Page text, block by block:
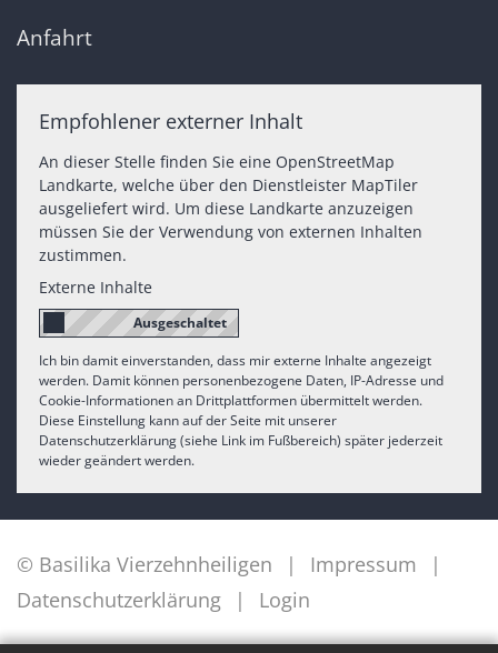
Anfahrt
Empfohlener externer Inhalt
An dieser Stelle finden Sie eine OpenStreetMap
Landkarte, welche über den Dienstleister MapTiler
ausgeliefert wird. Um diese Landkarte anzuzeigen
müssen Sie der Verwendung von externen Inhalten
zustimmen.
Externe Inhalte
Ich bin damit einverstanden, dass mir externe Inhalte angezeigt
werden. Damit können personenbezogene Daten, IP-Adresse und
Cookie-Informationen an Drittplattformen übermittelt werden.
Diese Einstellung kann auf der Seite mit unserer
Datenschutzerklärung (siehe Link im Fußbereich) später jederzeit
wieder geändert werden.
© Basilika Vierzehnheiligen
Impressum
Datenschutzerklärung
Login